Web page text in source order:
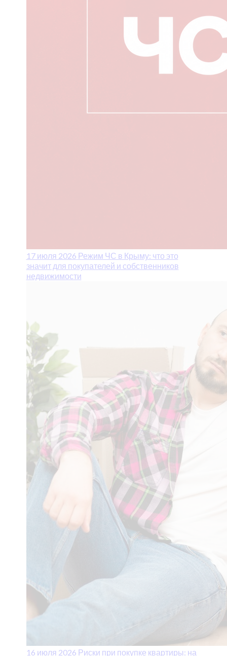
17 июля 2026 Режим ЧС в Крыму: что это
значит для покупателей и собственников
недвижимости
16 июля 2026 Риски при покупке квартиры: на